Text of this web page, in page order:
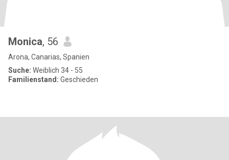
Monica, 56
Arona, Canarias, Spanien
Suche: Weiblich 34 - 55
Familienstand: Geschieden